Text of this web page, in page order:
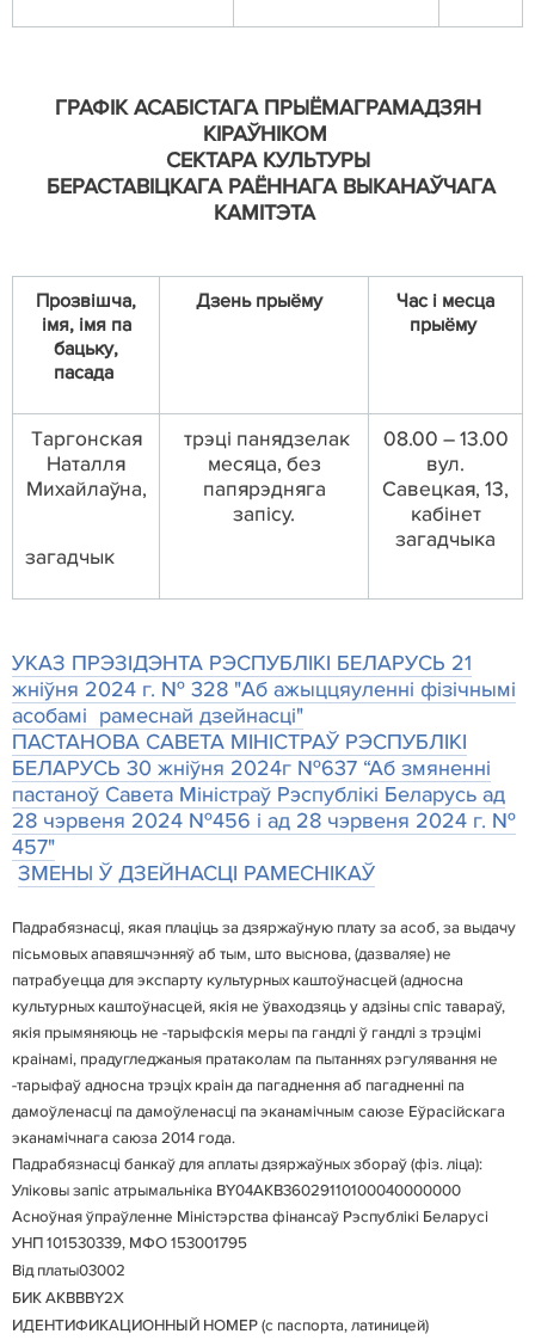
ГРАФІК АСАБІСТАГА ПРЫЁМАГРАМАДЗЯН
КІРАЎНІКОМ
СЕКТАРА КУЛЬТУРЫ
БЕРАСТАВІЦКАГА РАЁННАГА ВЫКАНАЎЧАГА
КАМІТЭТА
Прозвішча,
імя, імя па
бацьку,
пасада
Дзень прыёму Час і месца
прыёму
Таргонская
Наталля
Михайлаўна,
загадчык
трэці панядзелак
месяца, без
папярэдняга
запісу.
08.00 – 13.00
вул.
Савецкая, 13,
кабінет
загадчыка
УКАЗ ПРЭЗІДЭНТА РЭСПУБЛІКІ БЕЛАРУСЬ 21
жніўня 2024 г. № 328 "Аб ажыццяуленні фізічнымі
асобамі рамеснай дзейнасці"
ПАСТАНОВА САВЕТА МІНІСТРАЎ РЭСПУБЛІКІ
БЕЛАРУСЬ 30 жніўня 2024г №637 “Аб змяненні
пастаноў Савета Міністраў Рэспублікі Беларусь ад
28 чэрвеня 2024 №456 і ад 28 чэрвеня 2024 г. №
457"
ЗМЕНЫ Ў ДЗЕЙНАСЦІ РАМЕСНІКАЎ
Падрабязнасці, якая плаціць за дзяржаўную плату за асоб, за выдачу
пісьмовых апавяшчэнняў аб тым, што выснова, (дазваляе) не
патрабуецца для экспарту культурных каштоўнасцей (адносна
культурных каштоўнасцей, якія не ўваходзяць у адзіны спіс тавараў,
якія прымяняюць не -тарыфскія меры па гандлі ў гандлі з трэцімі
краінамі, прадугледжаныя пратаколам па пытаннях рэгулявання не
-тарыфаў адносна трэціх краін да пагаднення аб пагадненні па
дамоўленасці па дамоўленасці па эканамічным саюзе Еўрасійскага
эканамічнага саюза 2014 года.
Падрабязнасці банкаў для аплаты дзяржаўных збораў (фіз. ліца):
Уліковы запіс атрымальніка BY04AKB36029110100040000000
Асноўная ўпраўленне Міністэрства фінансаў Рэспублікі Беларусі
УНП 101530339, МФО 153001795
Відплаты03002
БИК АКВВВY2X
ИДЕНТИФИКАЦИОННЫЙ НОМЕР (с паспорта, латиницей)